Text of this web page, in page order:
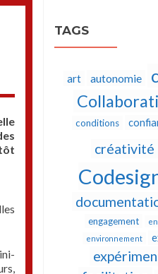
TAGS
art autonomie
conditions
créativité
engagement
environnement